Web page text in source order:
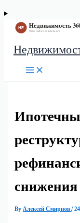
ByАлексей Смирнов/